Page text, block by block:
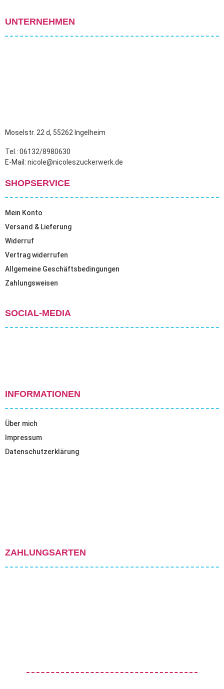
UNTERNEHMEN
Moselstr. 22 d, 55262 Ingelheim
Tel.: 06132/8980630
E-Mail: nicole@nicoleszuckerwerk.de
SHOPSERVICE
Mein Konto
Versand & Lieferung
Widerruf
Vertrag widerrufen
Allgemeine Geschäftsbedingungen
Zahlungsweisen
SOCIAL-MEDIA
INFORMATIONEN
Über mich
Impressum
Datenschutzerklärung
ZAHLUNGSARTEN